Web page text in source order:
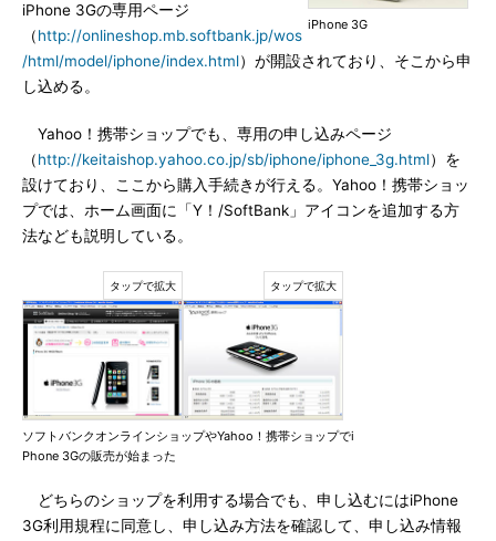
iPhone 3G
iPhone 3Gの専用ページ
（http://onlineshop.mb.softbank.jp/wos
/html/model/iphone/index.html）が開設されており、そこから申
し込める。
Yahoo！携帯ショップでも、専用の申し込みページ
（http://keitaishop.yahoo.co.jp/sb/iphone/iphone_3g.html）を
設けており、ここから購入手続きが行える。Yahoo！携帯ショッ
プでは、ホーム画面に「Y！/SoftBank」アイコンを追加する方
法なども説明している。
ソフトバンクオンラインショップやYahoo！携帯ショップでi
Phone 3Gの販売が始まった
どちらのショップを利用する場合でも、申し込むにはiPhone
3G利用規程に同意し、申し込み方法を確認して、申し込み情報